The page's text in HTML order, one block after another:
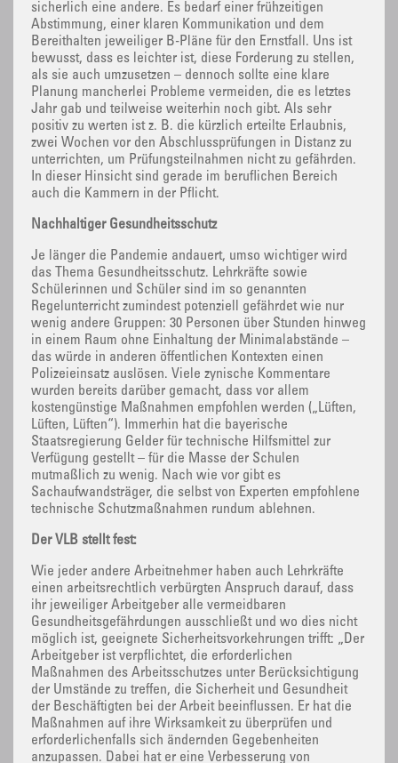
sicherlich eine andere. Es bedarf einer frühzeitigen
Abstimmung, einer klaren Kommunikation und dem
Bereithalten jeweiliger B-Pläne für den Ernstfall. Uns ist
bewusst, dass es leichter ist, diese Forderung zu stellen,
als sie auch umzusetzen – dennoch sollte eine klare
Planung mancherlei Probleme vermeiden, die es letztes
Jahr gab und teilweise weiterhin noch gibt. Als sehr
positiv zu werten ist z. B. die kürzlich erteilte Erlaubnis,
zwei Wochen vor den Abschlussprüfungen in Distanz zu
unterrichten, um Prüfungsteilnahmen nicht zu gefährden.
In dieser Hinsicht sind gerade im beruflichen Bereich
auch die Kammern in der Pflicht.
Nachhaltiger Gesundheitsschutz
Je länger die Pandemie andauert, umso wichtiger wird
das Thema Gesundheitsschutz. Lehrkräfte sowie
Schülerinnen und Schüler sind im so genannten
Regelunterricht zumindest potenziell gefährdet wie nur
wenig andere Gruppen: 30 Personen über Stunden hinweg
in einem Raum ohne Einhaltung der Minimalabstände –
das würde in anderen öffentlichen Kontexten einen
Polizeieinsatz auslösen. Viele zynische Kommentare
wurden bereits darüber gemacht, dass vor allem
kostengünstige Maßnahmen empfohlen werden („Lüften,
Lüften, Lüften“). Immerhin hat die bayerische
Staatsregierung Gelder für technische Hilfsmittel zur
Verfügung gestellt – für die Masse der Schulen
mutmaßlich zu wenig. Nach wie vor gibt es
Sachaufwandsträger, die selbst von Experten empfohlene
technische Schutzmaßnahmen rundum ablehnen.
Der VLB stellt fest:
Wie jeder andere Arbeitnehmer haben auch Lehrkräfte
einen arbeitsrechtlich verbürgten Anspruch darauf, dass
ihr jeweiliger Arbeitgeber alle vermeidbaren
Gesundheitsgefährdungen ausschließt und wo dies nicht
möglich ist, geeignete Sicherheitsvorkehrungen trifft: „Der
Arbeitgeber ist verpflichtet, die erforderlichen
Maßnahmen des Arbeitsschutzes unter Berücksichtigung
der Umstände zu treffen, die Sicherheit und Gesundheit
der Beschäftigten bei der Arbeit beeinflussen. Er hat die
Maßnahmen auf ihre Wirksamkeit zu überprüfen und
erforderlichenfalls sich ändernden Gegebenheiten
anzupassen. Dabei hat er eine Verbesserung von